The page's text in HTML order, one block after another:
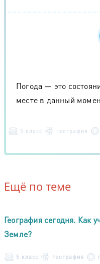
Погода — это
месте в данный
5 класс география
Ещё по теме
География сегодня. Как
Земле?
5 класс география